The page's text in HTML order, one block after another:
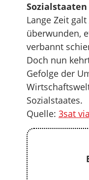
Sozialstaaten
Lange Zeit
überwunden,
verbannt
Doch nun
Gefolge der
Sozialstaates.
Quelle: 3sat